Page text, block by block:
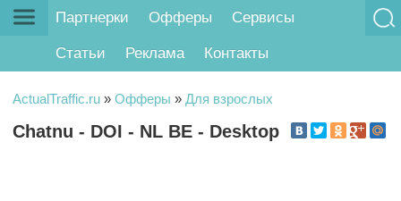
Партнерки Офферы Сервисы
Статьи Реклама Контакты
ActualTraffic.ru » Офферы » Для взрослых
Chatnu - DOI - NL BE - Desktop